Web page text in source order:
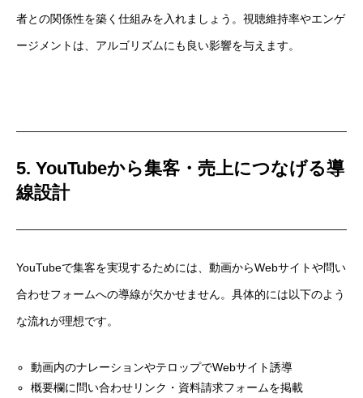
者との関係性を築く仕組みを入れましょう。視聴維持率やエンゲ
ージメントは、アルゴリズムにも良い影響を与えます。
5. YouTubeから集客・売上につなげる導
線設計
YouTubeで集客を実現するためには、動画からWebサイトや問い
合わせフォームへの導線が欠かせません。具体的には以下のよう
な流れが理想です。
動画内のナレーションやテロップでWebサイト誘導
概要欄に問い合わせリンク・資料請求フォームを掲載